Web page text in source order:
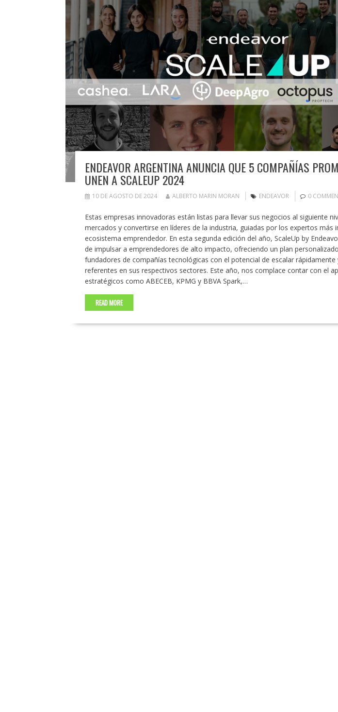
ENDEAVOR ARGENTINA ANUNCIA QUE 5 COMPAÑÍAS
UNEN A SCALEUP 2024
10 DE AGOSTO DE 2024 ALBERTO MARIN MORAN ENDEAVOR 0
Estas empresas innovadoras están listas para llevar sus negocios al siguiente
mercados y convertirse en líderes de la industria, guiadas por los expertos más
ecosistema emprendedor. En esta segunda edición del año, ScaleUp by
de impulsar a emprendedores de alto impacto, ofreciendo un plan
fundadores de compañías tecnológicas con el potencial de escalar
referentes en sus respectivos sectores. Este año, nos complace contar con el
estratégicos como ABECEB, KPMG y BBVA Spark,…
READ MORE